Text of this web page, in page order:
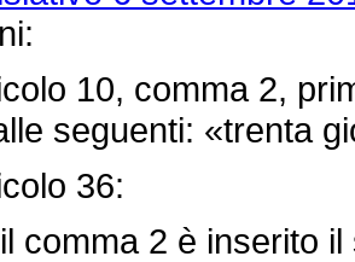
10, comma 2,
seguenti: «trenta
36:
2 è inserito il